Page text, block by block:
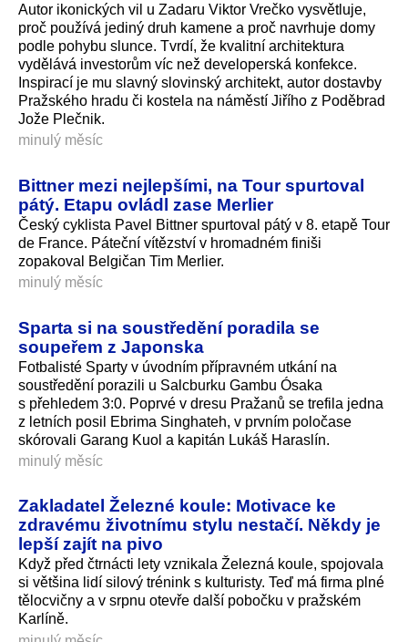
Autor ikonických vil u Zadaru Viktor Vrečko vysvětluje,
proč používá jediný druh kamene a proč navrhuje domy
podle pohybu slunce. Tvrdí, že kvalitní architektura
vydělává investorům víc než developerská konfekce.
Inspirací je mu slavný slovinský architekt, autor dostavby
Pražského hradu či kostela na náměstí Jiřího z Poděbrad
Jože Plečnik.
minulý měsíc
Bittner mezi nejlepšími, na Tour spurtoval
pátý. Etapu ovládl zase Merlier
Český cyklista Pavel Bittner spurtoval pátý v 8. etapě Tour
de France. Páteční vítězství v hromadném finiši
zopakoval Belgičan Tim Merlier.
minulý měsíc
Sparta si na soustředění poradila se
soupeřem z Japonska
Fotbalisté Sparty v úvodním přípravném utkání na
soustředění porazili u Salcburku Gambu Ósaka
s přehledem 3:0. Poprvé v dresu Pražanů se trefila jedna
z letních posil Ebrima Singhateh, v prvním poločase
skórovali Garang Kuol a kapitán Lukáš Haraslín.
minulý měsíc
Zakladatel Železné koule: Motivace ke
zdravému životnímu stylu nestačí. Někdy je
lepší zajít na pivo
Když před čtrnácti lety vznikala Železná koule, spojovala
si většina lidí silový trénink s kulturisty. Teď má firma plné
tělocvičny a v srpnu otevře další pobočku v pražském
Karlíně.